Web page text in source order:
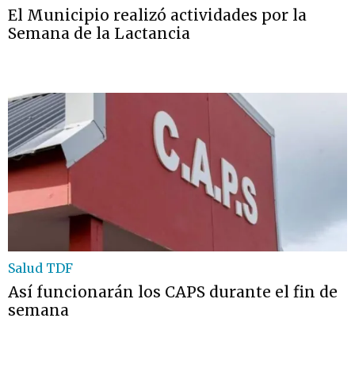
El Municipio realizó actividades por la
Semana de la Lactancia
Salud TDF
Así funcionarán los CAPS durante el fin de
semana